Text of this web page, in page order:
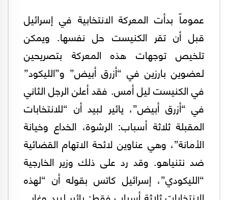
عموماً بدأت المعركة الانتخابية في إسرائيل
قبل أن تقر الكنيست حل نفسها. ويمكن
تلخيص توجهات هذه المعركة بتصريحين
لعضوين بارزين في “أزرق أبيض” و”الليكود”
في الكنيست ليل أمس. فقد أعلن الرجل الثاني
في “أزرق أبيض”، يائير لبيد أن “للانتخابات
المقبلة ثلاثة أسباب: الرشوة، الخداع وخيانة
الأمانة”، وهي عناوين لائحة الاتهام القضائية
ضد نتنياهو. وقد رد على ذلك وزير الخارجية
“الليكودي”، إسرائيل كاتس بقوله أن “لهذه